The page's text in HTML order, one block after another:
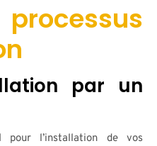
par un
pour l’installation de vos